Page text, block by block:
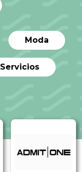
Moda
Servicios